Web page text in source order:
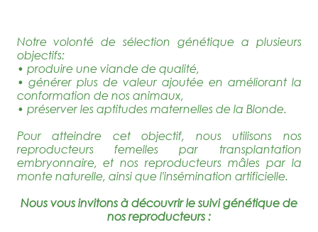
Notre volonté de sélection génétique a plusieurs
objectifs:
• produire une viande de qualité,
• générer plus de valeur ajoutée en améliorant la
conformation de nos animaux,
• préserver les aptitudes maternelles de la Blonde.
Pour atteindre cet objectif, nous utilisons nos
reproducteurs femelles par transplantation
embryonnaire, et nos reproducteurs mâles par la
monte naturelle, ainsi que l'insémination artificielle.
Nous vous invitons à découvrir le suivi génétique de
nos reproducteurs :